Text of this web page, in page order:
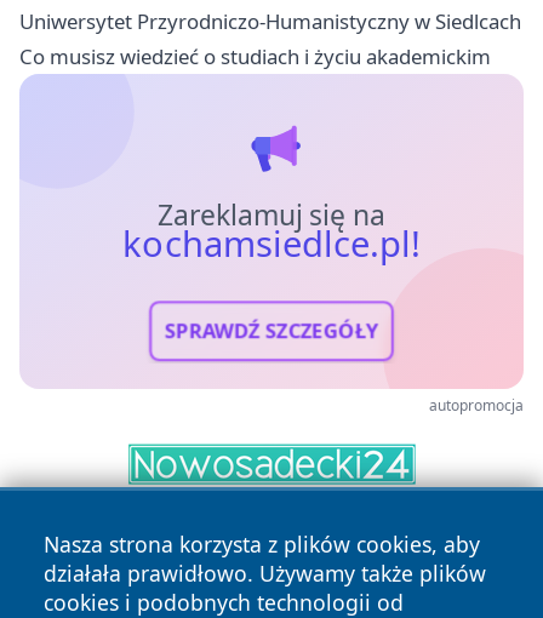
Uniwersytet Przyrodniczo-Humanistyczny w Siedlcach
Co musisz wiedzieć o studiach i życiu akademickim
Zareklamuj się na
kochamsiedlce.pl!
SPRAWDŹ SZCZEGÓŁY
autopromocja
Nasza strona korzysta z plików cookies, aby
działała prawidłowo. Używamy także plików
cookies i podobnych technologii od